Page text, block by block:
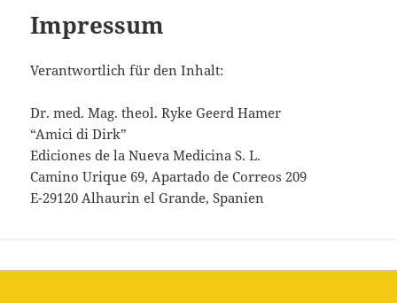
Impressum
Verantwortlich für den Inhalt:
Dr. med. Mag. theol. Ryke Geerd Hamer
“Amici di Dirk”
Ediciones de la Nueva Medicina S. L.
Camino Urique 69, Apartado de Correos 209
E-29120 Alhaurin el Grande, Spanien